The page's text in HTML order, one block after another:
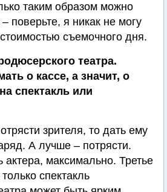
таким образом можно
поверьте, я никак не могу
съемочного дня.
театра.
о кассе, а значит, о
спектакль или
зрителя, то дать ему
А лучше – потрясти.
актера, максимально. Третье
спектакль